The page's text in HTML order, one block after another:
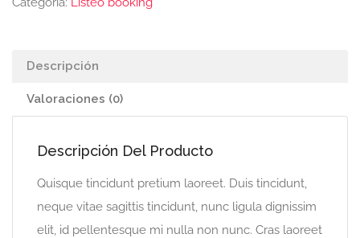
Descripción
Valoraciones (0)
Descripción Del Producto
Quisque tincidunt pretium laoreet. Duis tincidunt,
neque vitae sagittis tincidunt, nunc ligula dignissim
elit, id pellentesque mi nulla non nunc. Cras laoreet